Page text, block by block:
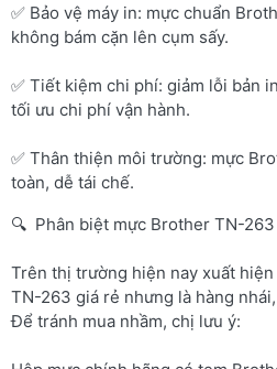
✅ Bảo vệ máy in: mực chuẩn
không bám cặn lên cụm sấy.
✅ Tiết kiệm chi phí: giảm lỗi bản
tối ưu chi phí vận hành.
✅ Thân thiện môi trường: mực
toàn, dễ tái chế.
🔍 Phân biệt mực Brother TN-
Trên thị trường hiện nay xuất
TN-263 giá rẻ nhưng là hàng
Để tránh mua nhầm, chị lưu ý: